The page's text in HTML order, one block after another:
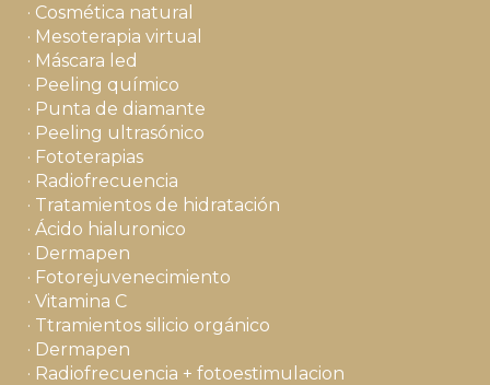
· Cosmética natural
· Mesoterapia virtual
· Máscara led
· Peeling químico
· Punta de diamante
· Peeling ultrasónico
· Fototerapias
· Radiofrecuencia
· Tratamientos de hidratación
· Ácido hialuronico
· Dermapen
· Fotorejuvenecimiento
· Vitamina C
· Ttramientos silicio orgánico
· Dermapen
· Radiofrecuencia + fotoestimulacion